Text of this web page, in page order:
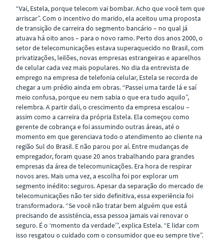
“Vai, Estela, porque telecom vai bombar. Acho que você tem que
arriscar”. Com o incentivo do marido, ela aceitou uma proposta
de transição de carreira do segmento bancário – no qual já
atuava há oito anos – para o novo ramo. Perto dos anos 2000, o
setor de telecomunicações estava superaquecido no Brasil, com
privatizações, leilões, novas empresas estrangeiras e aparelhos
de celular cada vez mais populares. No dia da entrevista de
emprego na empresa de telefonia celular, Estela se recorda de
chegar a um prédio ainda em obras. “Passei uma tarde lá e saí
meio confusa, porque eu nem sabia o que era tudo aquilo”,
relembra. A partir dali, o crescimento da empresa escalou –
assim como a carreira da própria Estela. Ela começou como
gerente de cobrança e foi assumindo outras áreas, até o
momento em que gerenciava todo o atendimento ao cliente na
região Sul do Brasil. E não parou por aí. Entre mudanças de
empregador, foram quase 20 anos trabalhando para grandes
empresas da área de telecomunicações. Era hora de respirar
novos ares. Mais uma vez, a escolha foi por explorar um
segmento inédito: seguros. Apesar da separação do mercado de
telecomunicações não ter sido definitiva, essa experiência foi
transformadora. “Se você não tratar bem alguém que está
precisando de assistência, essa pessoa jamais vai renovar o
seguro. É o ‘momento da verdade’”, explica Estela. “E lidar com
isso resgatou o cuidado com o consumidor que eu sempre tive”.